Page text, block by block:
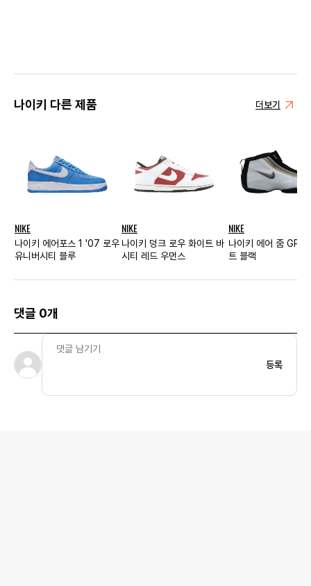
나이키 다른 제품 더보기
NIKE
나이키 에어포스 1 '07 로우
유니버시티 블루
NIKE
나이키 덩크 로우 화이트 바
시티 레드 우먼스
NIKE
나이키 에어 줌 GP 3
트 블랙
댓글 0개
등록